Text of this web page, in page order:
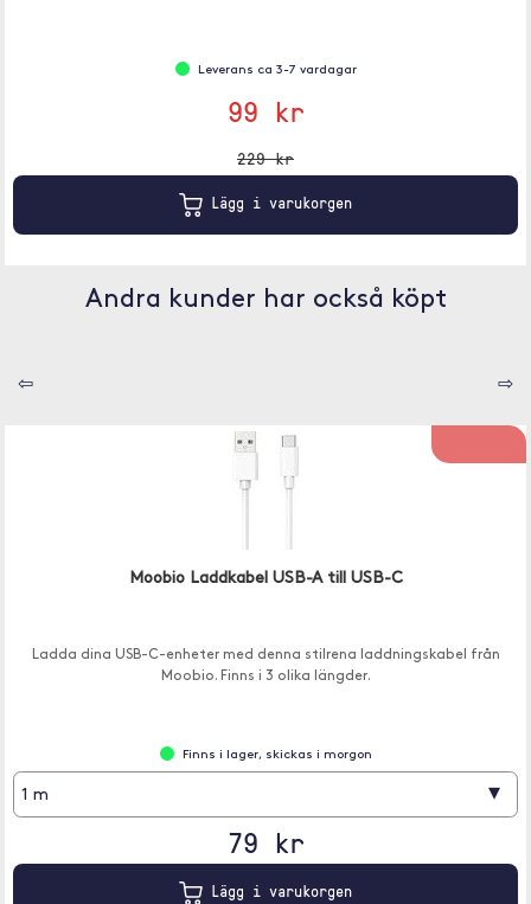
Leverans ca 3-7 vardagar
99 kr
229 kr
Lägg i varukorgen
Andra kunder har också köpt
⇦ ⇨
Moobio Laddkabel USB-A till USB-C
Ladda dina USB-C-enheter med denna stilrena laddningskabel från
Moobio. Finns i 3 olika längder.
Finns i lager, skickas i morgon
1 m ▾
79 kr
Lägg i varukorgen